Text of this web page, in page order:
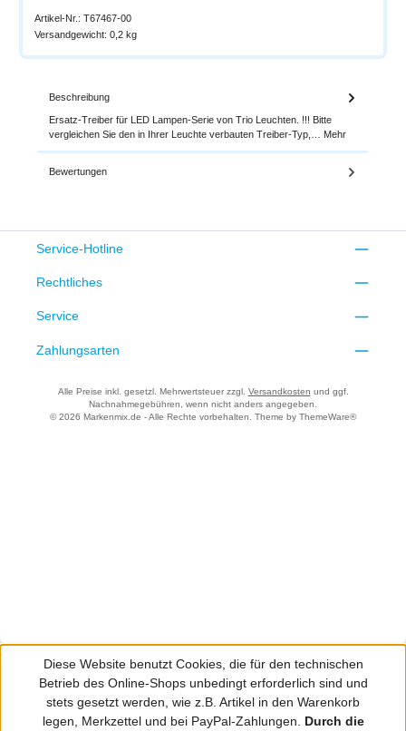
Artikel-Nr.: T67467-00
Versandgewicht: 0,2 kg
Beschreibung
Ersatz-Treiber für LED Lampen-Serie von Trio Leuchten. !!! Bitte
vergleichen Sie den in Ihrer Leuchte verbauten Treiber-Typ,… Mehr
Bewertungen
Service-Hotline
Rechtliches
Service
Zahlungsarten
Alle Preise inkl. gesetzl. Mehrwertsteuer zzgl. Versandkosten und ggf.
Nachnahmegebühren, wenn nicht anders angegeben.
© 2026 Markenmix.de - Alle Rechte vorbehalten. Theme by ThemeWare®
Diese Website benutzt Cookies, die für den technischen
Betrieb des Online-Shops unbedingt erforderlich sind und
stets gesetzt werden, wie z.B. Artikel in den Warenkorb
legen, Merkzettel und bei PayPal-Zahlungen. Durch die